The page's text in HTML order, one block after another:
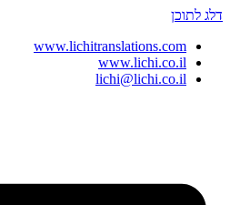
דלג לתוכן
www.lichitranslations.com
www.lichi.co.il
lichi@lichi.co.il